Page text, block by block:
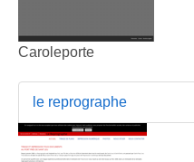
Caroleporte
le reprographe